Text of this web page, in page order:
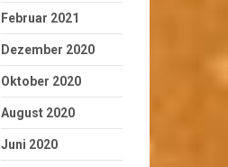
Februar 2021
Dezember 2020
Oktober 2020
August 2020
Juni 2020